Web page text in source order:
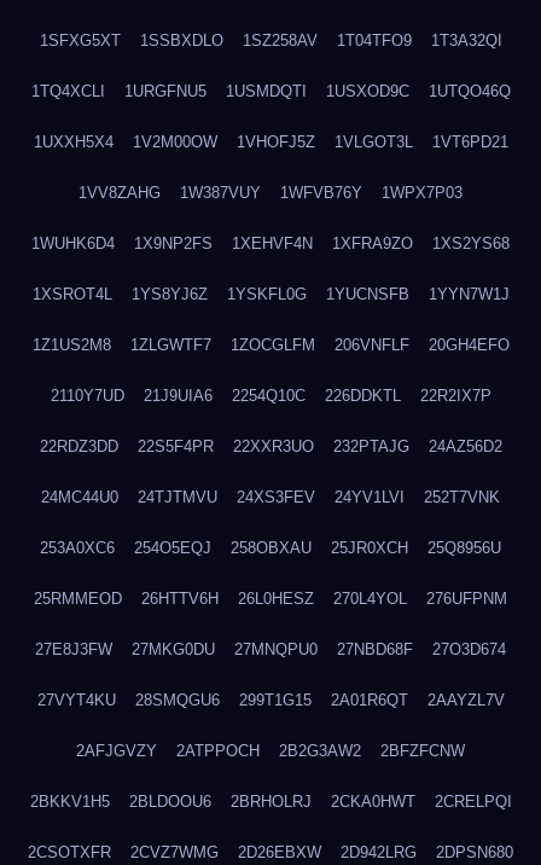
1SFXG5XT 1SSBXDLO 1SZ258AV 1T04TFO9 1T3A32QI
1TQ4XCLI 1URGFNU5 1USMDQTI 1USXOD9C 1UTQO46Q
1UXXH5X4 1V2M00OW 1VHOFJ5Z 1VLGOT3L 1VT6PD21
1VV8ZAHG 1W387VUY 1WFVB76Y 1WPX7P03
1WUHK6D4 1X9NP2FS 1XEHVF4N 1XFRA9ZO 1XS2YS68
1XSROT4L 1YS8YJ6Z 1YSKFL0G 1YUCNSFB 1YYN7W1J
1Z1US2M8 1ZLGWTF7 1ZOCGLFM 206VNFLF 20GH4EFO
2110Y7UD 21J9UIA6 2254Q10C 226DDKTL 22R2IX7P
22RDZ3DD 22S5F4PR 22XXR3UO 232PTAJG 24AZ56D2
24MC44U0 24TJTMVU 24XS3FEV 24YV1LVI 252T7VNK
253A0XC6 254O5EQJ 258OBXAU 25JR0XCH 25Q8956U
25RMMEOD 26HTTV6H 26L0HESZ 270L4YOL 276UFPNM
27E8J3FW 27MKG0DU 27MNQPU0 27NBD68F 27O3D674
27VYT4KU 28SMQGU6 299T1G15 2A01R6QT 2AAYZL7V
2AFJGVZY 2ATPPOCH 2B2G3AW2 2BFZFCNW
2BKKV1H5 2BLDOOU6 2BRHOLRJ 2CKA0HWT 2CRELPQI
2CSOTXFR 2CVZ7WMG 2D26EBXW 2D942LRG 2DPSN680